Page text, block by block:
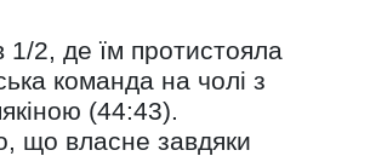
1/2, де їм протистояла
команда на чолі з
(44:43).
що власне завдяки